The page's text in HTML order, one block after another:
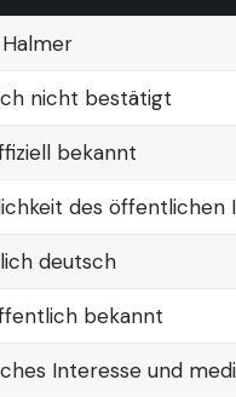
nicht bestätigt
bekannt
des öffentlichen
deutsch
bekannt
Interesse und